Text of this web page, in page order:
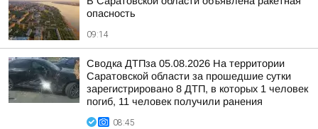
опасность
09:14
Сводка ДТПза 05.08.2026 На территории
Саратовской области за прошедшие сутки
зарегистрировано 8 ДТП, в которых 1 человек
погиб, 11 человек получили ранения
08:45